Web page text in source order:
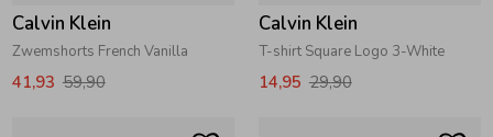
Calvin Klein
Zwemshorts French Vanilla
41,93 59,90
Calvin Klein
T-shirt Square Logo 3-White
14,95 29,90